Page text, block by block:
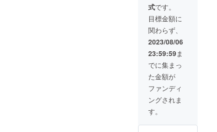
ご招待
・描き
おろし
SDダイ
カット
クッ
ション
・描き
おろし
SDパス
ケース
・くま
みみマ
・3Dモ
前掲載
※備考欄
にお名
前の記
入をお
願いし
ます。
・直筆
サイン
とお名
前入り
チェキ
・シ
ション
式です。
目標金額に
関わらず、
2023/08/06
23:59:59ま
でに集まっ
た金額が
ファンディ
ングされま
す。